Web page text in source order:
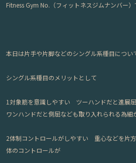
Fitness Gym No.（フィットネスジムナンバー）
本日は片手や片脚などのシングル系種目につい
シングル系種目のメリットとして
1対象筋を意識しやすい ツーハンドだと進展
ワンハンドだと側屈なども取り入れられる為細
2体制コントロールがしやすい 重心などを片
体のコントロールが